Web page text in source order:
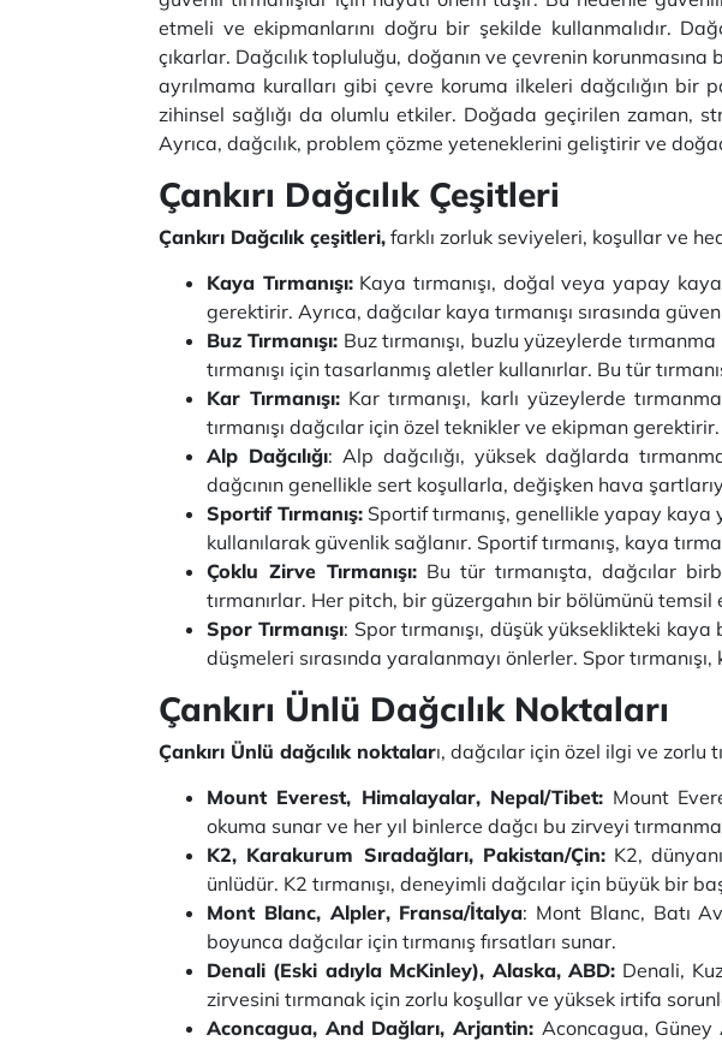
etmeli ve ekipmanlarını doğru bir şekilde kullanmalıdır.
çıkarlar. Dağcılık topluluğu, doğanın ve çevrenin korunmasına
ayrılmama kuralları gibi çevre koruma ilkeleri dağcılığın bir
zihinsel sağlığı da olumlu etkiler. Doğada geçirilen zaman,
Ayrıca, dağcılık, problem çözme yeteneklerini geliştirir ve
Çankırı Dağcılık Çeşitleri
Çankırı Dağcılık çeşitleri, farklı zorluk seviyeleri, koşullar ve
Kaya Tırmanışı:Kaya tırmanışı, doğal veya yapay kaya
gerektirir. Ayrıca, dağcılar kaya tırmanışı sırasında
Buz Tırmanışı: Buz tırmanışı, buzlu yüzeylerde
tırmanışı için tasarlanmış aletler kullanırlar. Bu tür
Kar Tırmanışı: Kar tırmanışı, karlı yüzeylerde
tırmanışı dağcılar için özel teknikler ve ekipman gerektirir.
Alp Dağcılığı: Alp dağcılığı, yüksek dağlarda
dağcının genellikle sert koşullarla, değişken hava
Sportif Tırmanış: Sportif tırmanış, genellikle yapay
kullanılarak güvenlik sağlanır. Sportif tırmanış, kaya
Çoklu Zirve Tırmanışı: Bu tür tırmanışta, dağcılar
tırmanırlar. Her pitch, bir güzergahın bir bölümünü temsil
Spor Tırmanışı: Spor tırmanışı, düşük yükseklikteki
düşmeleri sırasında yaralanmayı önlerler. Spor
Çankırı Ünlü Dağcılık Noktaları
Çankırı Ünlü dağcılık noktaları, dağcılar için özel ilgi ve zorlu
Mount Everest, Himalayalar, Nepal/Tibet: Mount
okuma sunar ve her yıl binlerce dağcı bu zirveyi
K2, Karakurum Sıradağları, Pakistan/Çin:K2,
ünlüdür. K2 tırmanışı, deneyimli dağcılar için büyük bir
Mont Blanc, Alpler, Fransa/İtalya: Mont Blanc, Batı
boyunca dağcılar için tırmanış fırsatları sunar.
Denali (Eski adıyla McKinley), Alaska, ABD: Denali,
zirvesini tırmanak için zorlu koşullar ve yüksek irtifa
Aconcagua, And Dağları, Arjantin: Aconcagua, Güney